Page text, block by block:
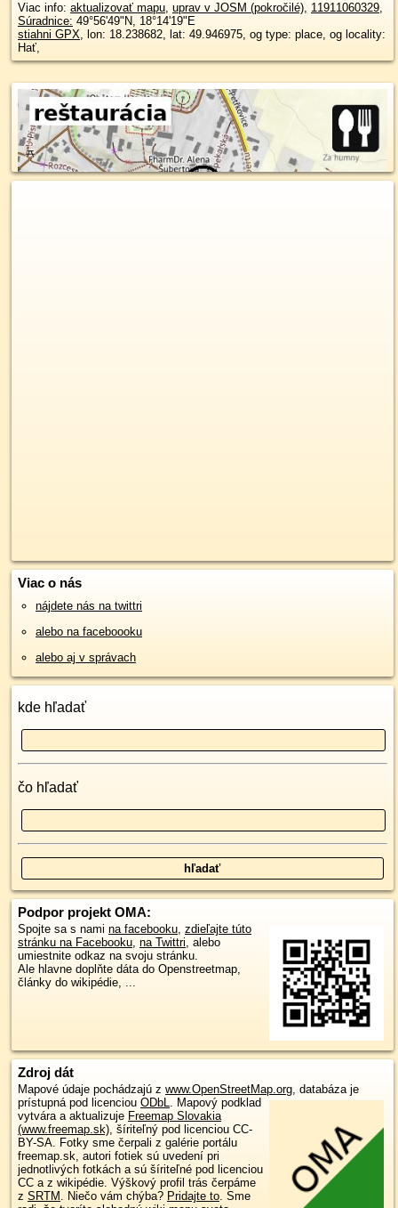
Viac info: aktualizovať mapu, uprav v JOSM (pokročilé), 11911060329,
Súradnice: 49°56'49"N, 18°14'19"E
stiahni GPX, lon: 18.238682, lat: 49.946975, og type: place, og locality:
Hať,
Viac o nás
nájdete nás na twittri
alebo na faceboooku
alebo aj v správach
kde hľadať
čo hľadať
Podpor projekt OMA:
Spojte sa s nami na facebooku, zdieľajte túto
stránku na Facebooku, na Twittri, alebo
umiestnite odkaz na svoju stránku.
Ale hlavne doplňte dáta do Openstreetmap,
články do wikipédie, ...
Zdroj dát
Mapové údaje pochádzajú z www.OpenStreetMap.org, databáza je
prístupná pod licenciou ODbL. Mapový podklad
vytvára a aktualizuje Freemap Slovakia
(www.freemap.sk), šíriteľný pod licenciou CC-
BY-SA. Fotky sme čerpali z galérie portálu
freemap.sk, autori fotiek sú uvedení pri
jednotlivých fotkách a sú šíriteľné pod licenciou
CC a z wikipédie. Výškový profil trás čerpáme
z SRTM . Niečo vám chýba? Pridajte to. Sme